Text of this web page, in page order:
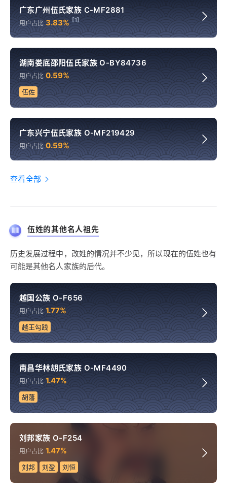
广东广州伍氏家族 C-MF2881
用户占比 3.83% [1]
湖南娄底邵阳伍氏家族 O-BY84736
用户占比 0.59%
伍佐
广东兴宁伍氏家族 O-MF219429
用户占比 0.59%
查看全部
伍姓的其他名人祖先
历史发展过程中，改姓的情况并不少见，所以现在的伍姓也有
可能是其他名人家族的后代。
越国公族 O-F656
用户占比 1.77%
越王勾践
南昌华林胡氏家族 O-MF4490
用户占比 1.47%
胡藩
刘邦家族 O-F254
用户占比 1.47%
刘邦 刘盈 刘恒